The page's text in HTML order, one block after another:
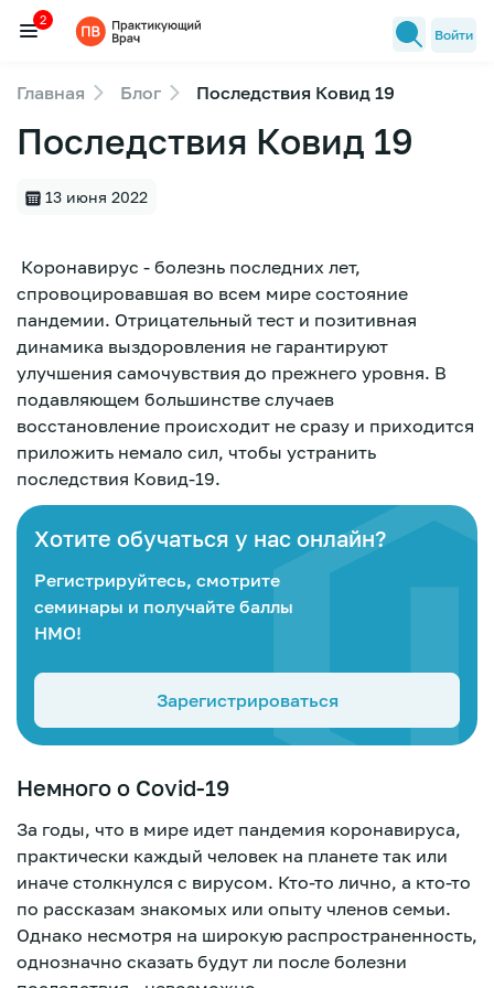
Семинары
Новости медицины2
Лекторы
Зарегистрироваться
2
Войти
Главная Блог Последствия Ковид 19
Последствия Ковид 19
13 июня 2022
Коронавирус - болезнь последних лет,
спровоцировавшая во всем мире состояние
пандемии. Отрицательный тест и позитивная
динамика выздоровления не гарантируют
улучшения самочувствия до прежнего уровня. В
подавляющем большинстве случаев
восстановление происходит не сразу и приходится
приложить немало сил, чтобы устранить
последствия Ковид-19.
Хотите обучаться у нас онлайн?
Регистрируйтесь, смотрите
семинары и получайте баллы
НМО!
Зарегистрироваться
Немного о Covid-19
За годы, что в мире идет пандемия коронавируса,
практически каждый человек на планете так или
иначе столкнулся с вирусом. Кто-то лично, а кто-то
по рассказам знакомых или опыту членов семьи.
Однако несмотря на широкую распространенность,
однозначно сказать будут ли после болезни